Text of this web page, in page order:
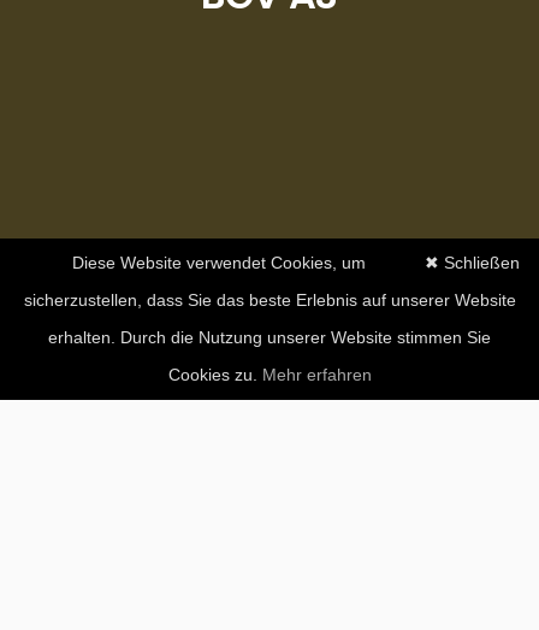
✖ Schließen
Diese Website verwendet Cookies, um
sicherzustellen, dass Sie das beste Erlebnis auf unserer Website
erhalten. Durch die Nutzung unserer Website stimmen Sie
Cookies zu. Mehr erfahren